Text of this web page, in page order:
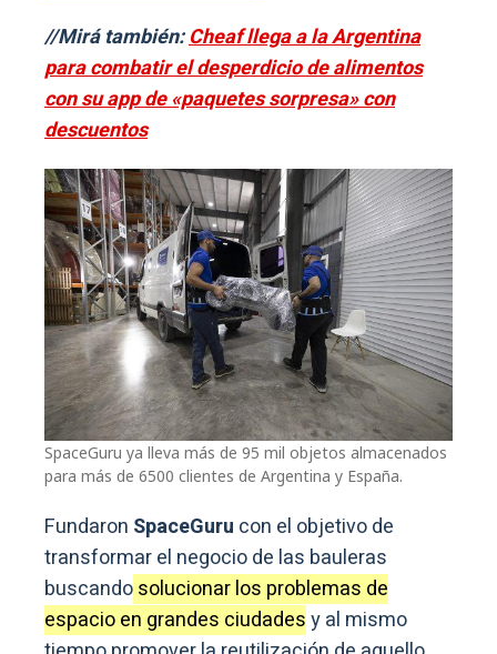
//Mirá también:Cheaf llega a la Argentina
para combatir el desperdicio de alimentos
con su app de «paquetes sorpresa» con
descuentos
SpaceGuru ya lleva más de 95 mil objetos almacenados
para más de 6500 clientes de Argentina y España.
Fundaron SpaceGuru con el objetivo de
transformar el negocio de las bauleras
buscandosolucionar los problemas de
espacio en grandes ciudadesy al mismo